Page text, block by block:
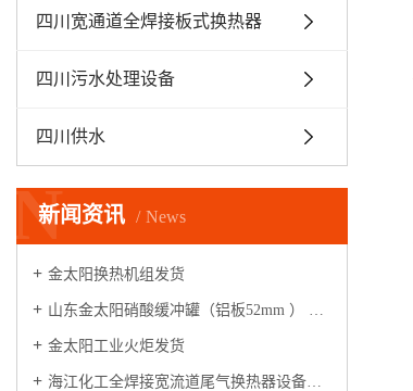
四川宽通道全焊接板式换热器
四川污水处理设备
四川供水
新闻资讯 News
N
金太阳换热机组发货
山东金太阳硝酸缓冲罐（铝板52mm ） 整装启航
金太阳工业火炬发货
海江化工全焊接宽流道尾气换热器设备，安装运行调试满一年，各项指标满足性能测试条件，验收合格！